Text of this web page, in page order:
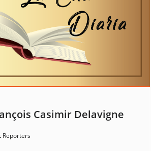
Casimir Delavigne
Reporters